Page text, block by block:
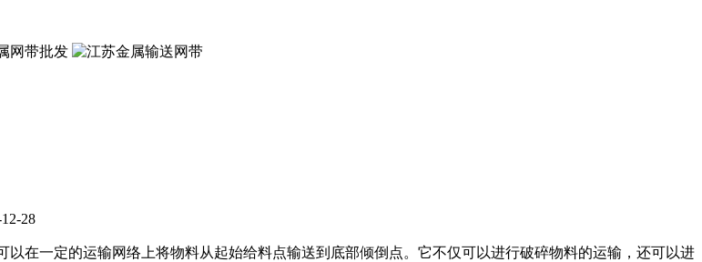
28
一定的运输网络上将物料从起始给料点输送到底部倾倒点。它不仅可以进行破碎物料的运输，还可以进